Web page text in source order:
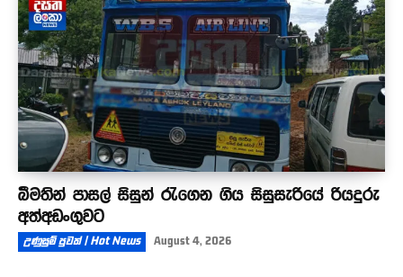
බීමතින් පාසල් සිසුන් රැගෙන ගිය සිසුසැරියේ රියදුරු
අත්අඩංගුවට
උණුසුම් පුවත් | Hot News August 4, 2026